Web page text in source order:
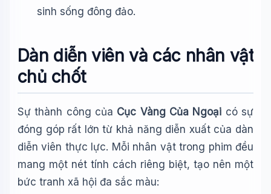
sinh sống đông đảo.
Dàn diễn viên và các nhân vật
chủ chốt
Sự thành công của Cục Vàng Của Ngoại có sự
đóng góp rất lớn từ khả năng diễn xuất của dàn
diễn viên thực lực. Mỗi nhân vật trong phim đều
mang một nét tính cách riêng biệt, tạo nên một
bức tranh xã hội đa sắc màu: